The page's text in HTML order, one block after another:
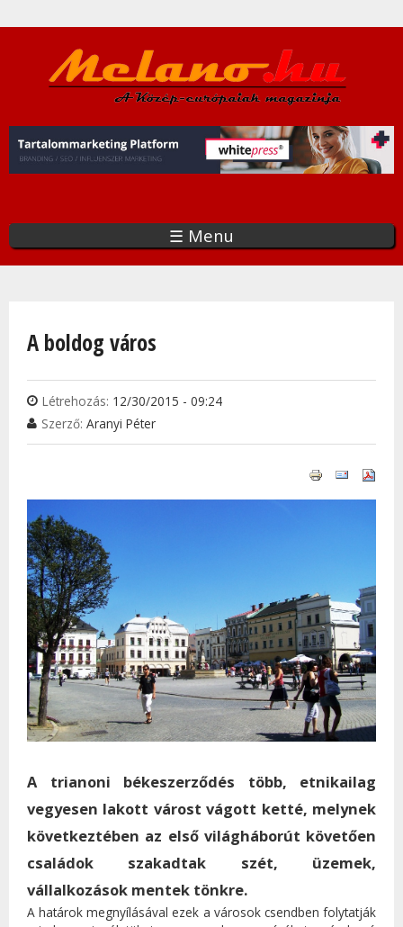
a
tartalomra
☰ Menu
A boldog város
Létrehozás: 12/30/2015 - 09:24
Szerző: Aranyi Péter
A trianoni békeszerződés több, etnikailag
vegyesen lakott várost vágott ketté, melynek
következtében az első világháborút követően
családok szakadtak szét, üzemek,
vállalkozások mentek tönkre.
A határok megnyílásával ezek a városok csendben folytatják